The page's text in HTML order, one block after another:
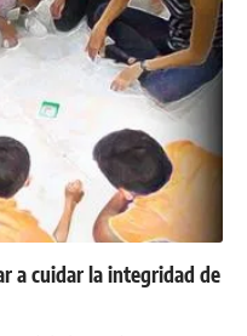
a cuidar la integridad de